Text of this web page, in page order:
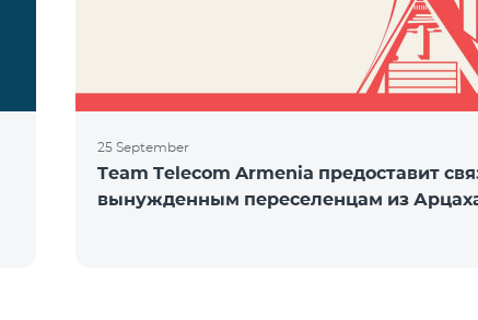
25 September
Team Telecom Armenia предоставит
вынужденным переселенцам из